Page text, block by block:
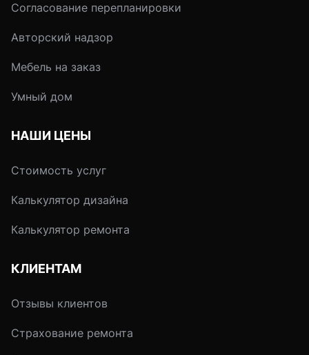
Согласование перепланировки
Авторский надзор
Мебель на заказ
Умный дом
НАШИ ЦЕНЫ
Стоимость услуг
Калькулятор дизайна
Калькулятор ремонта
КЛИЕНТАМ
Отзывы клиентов
Страхование ремонта